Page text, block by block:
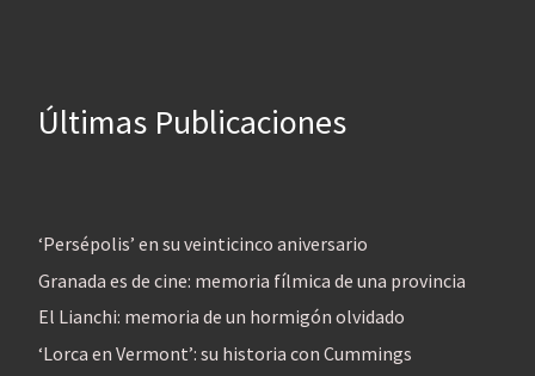
Últimas Publicaciones
‘Persépolis’ en su veinticinco aniversario
Granada es de cine: memoria fílmica de una provincia
El Lianchi: memoria de un hormigón olvidado
‘Lorca en Vermont’: su historia con Cummings